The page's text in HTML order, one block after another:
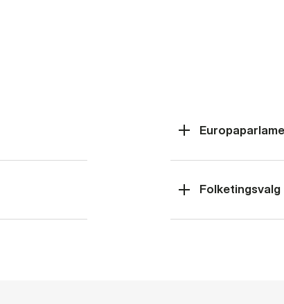
Folketingsvalg